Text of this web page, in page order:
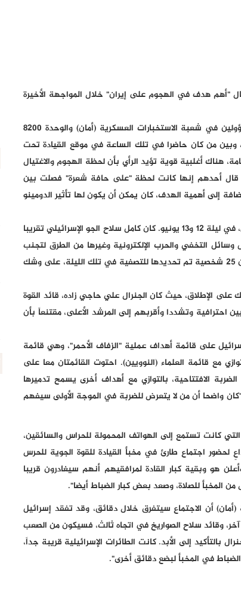
هدف في الهجوم على إيران" خلال المواجهة الأخيرة
وذكرت "يديعوت أحرونوت" في تقريرها، أنه "من بين كبار المسؤولين في شعبة الاستخبارات العسكرية (أمان) والوحدة 8200
وبين من كان حاضرا في تلك الساعة في موقع القيادة تحت
هناك أغلبية قوية تؤيد الرأي بأن لحظة الهجوم والاغتيال
قال أحدهم إنها كانت لحظة "على حافة شعرة" فصلت بين
إلى أهمية الهدف، كان يمكن أن يكون لها تأثير الدومينو
ووفقا للتقرير، "كان الوقت حوالي الساعة 02:45 بتوقيت إسرائيل، في ليلة 12 و13 يونيو. كان كامل سلاح الجو الإسرائيلي تقريبا
التخفي والحرب الإلكترونية وغيرها من الطرق لتجنب
كشفه. وفجأة، اتضح أن الهدف الذي اعتبره الكثيرون الأهم من بين 25 شخصية تم تحديدها للتصفية في تلك الليلة، على وشك
الإطلاق، حيث كان الجنرال علي حاجي زاده، قائد القوة
احترافية وتشددا وأقربهم إلى المرشد الأعلى، مقتنعاً بأن
على قائمة أهداف عملية "الزفاف الأحمر"، وهي قائمة
مع قائمة العلماء (النوويين). احتوت القائمتان معا على
الافتتاحية، بالتوازي مع أهداف أخرى يسمح تدميرها
واضحا أن من لا يتعرض للضربة في الموجة الأولى سيفهم
"يديعوت أحرونوت"، فقد "وردت تقارير من الوحدة 8200، التي كانت تستمع إلى الهواتف المحمولة للحراس والسائقين،
اجتماع طارئ في مخبأ القيادة للقوة الجوية للحرس
هو وبقية كبار القادة لمرافقيهم أنهم سيغادرون قريبا
المخبأ للصلاة، وصعد بعض كبار الضباط أيضا".
أن الاجتماع سيتفرق خلال دقائق، وقد تفقد إسرائيل
آخر، وقائد سلاح الصواريخ في اتجاه ثالث، فسيكون من الصعب
إلى الأبد. كانت الطائرات الإسرائيلية قريبة جداً،
في المخبأ لبضع دقائق أخرى".